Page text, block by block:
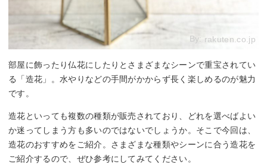
By: rakuten.co.jp
部屋に飾ったり仏花にしたりとさまざまなシーンで重宝されてい
る「造花」。水やりなどの手間がかからず長く楽しめるのが魅力
です。
造花といっても複数の種類が販売されており、どれを選べばよい
か迷ってしまう方も多いのではないでしょうか。そこで今回は、
造花のおすすめをご紹介。さまざまな種類やシーンに合う造花を
ご紹介するので、ぜひ参考にしてみてください。